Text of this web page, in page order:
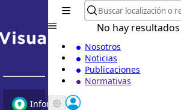
Informe Urbanístico
No hay resultados
Nosotros
Noticias
Publicaciones
Normativas